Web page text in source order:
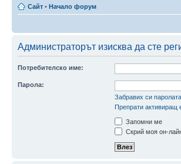
Сайт • Начало форум
Администраторът изисква да сте
Потребителско име:
Парола:
Забравих си паролата
Препрати активиращ
Запомни ме
Скрий моя он-